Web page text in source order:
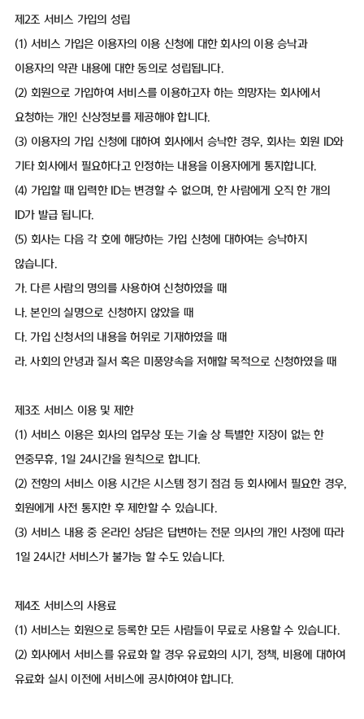
제2조 서비스 가입의 성립
(1) 서비스 가입은 이용자의 이용 신청에 대한 회사의 이용 승낙과
이용자의 약관 내용에 대한 동의로 성립됩니다.
(2) 회원으로 가입하여 서비스를 이용하고자 하는 희망자는 회사에서
요청하는 개인 신상정보를 제공해야 합니다.
(3) 이용자의 가입 신청에 대하여 회사에서 승낙한 경우, 회사는 회원 ID와
기타 회사에서 필요하다고 인정하는 내용을 이용자에게 통지합니다.
(4) 가입할 때 입력한 ID는 변경할 수 없으며, 한 사람에게 오직 한 개의
ID가 발급 됩니다.
(5) 회사는 다음 각 호에 해당하는 가입 신청에 대하여는 승낙하지
않습니다.
가. 다른 사람의 명의를 사용하여 신청하였을 때
나. 본인의 실명으로 신청하지 않았을 때
다. 가입 신청서의 내용을 허위로 기재하였을 때
라. 사회의 안녕과 질서 혹은 미풍양속을 저해할 목적으로 신청하였을 때
제3조 서비스 이용 및 제한
(1) 서비스 이용은 회사의 업무상 또는 기술 상 특별한 지장이 없는 한
연중무휴, 1일 24시간을 원칙으로 합니다.
(2) 전항의 서비스 이용 시간은 시스템 정기 점검 등 회사에서 필요한 경우,
회원에게 사전 통지한 후 제한할 수 있습니다.
(3) 서비스 내용 중 온라인 상담은 답변하는 전문 의사의 개인 사정에 따라
1일 24시간 서비스가 불가능 할 수도 있습니다.
제4조 서비스의 사용료
(1) 서비스는 회원으로 등록한 모든 사람들이 무료로 사용할 수 있습니다.
(2) 회사에서 서비스를 유료화 할 경우 유료화의 시기, 정책, 비용에 대하여
유료화 실시 이전에 서비스에 공시하여야 합니다.